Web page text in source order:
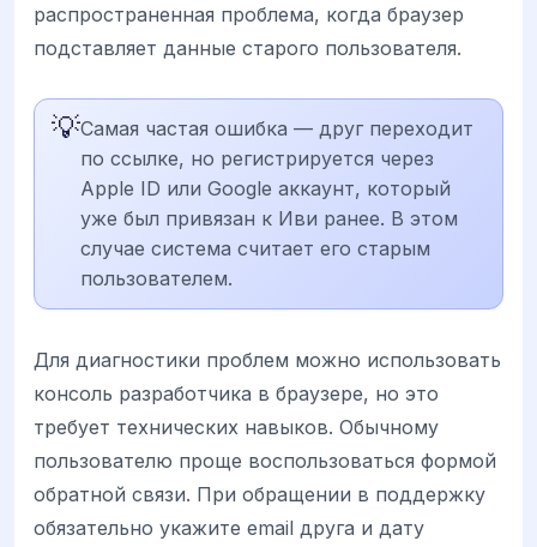
распространенная проблема, когда браузер
подставляет данные старого пользователя.
💡Самая частая ошибка — друг переходит
по ссылке, но регистрируется через
Apple ID или Google аккаунт, который
уже был привязан к Иви ранее. В этом
случае система считает его старым
пользователем.
Для диагностики проблем можно использовать
консоль разработчика в браузере, но это
требует технических навыков. Обычному
пользователю проще воспользоваться формой
обратной связи. При обращении в поддержку
обязательно укажите email друга и дату